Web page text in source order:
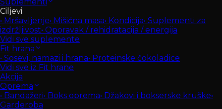
Ciljevi
• Mršavljenje• Mišićna masa• Kondicija• Suplementi za
izdržljivost• Oporavak / rehidratacija / energija
Vidi sve suplemente
Fit hrana
• Sosevi, namazi i hrana• Proteinske čokoladice
Vidi sve iz Fit hrane
Akcija
Oprema
• Bandažeri• Boks oprema• Džakovi i bokserske kruške•
Garderoba